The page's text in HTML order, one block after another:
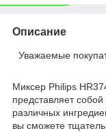
Описание
Уважаемые
Миксер Philips
представляет
различных
вы сможете